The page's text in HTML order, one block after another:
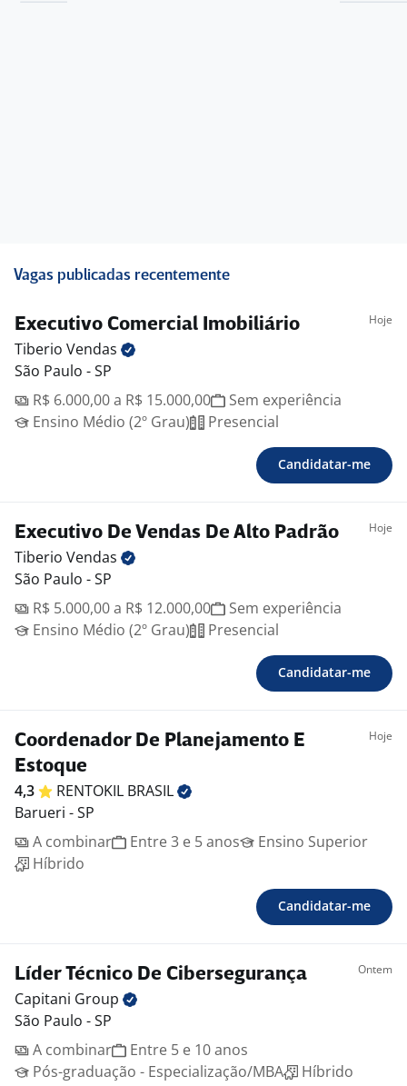
Vagas publicadas recentemente
Executivo Comercial Imobiliário Hoje
Tiberio Vendas
São Paulo - SP
R$ 6.000,00 a R$ 15.000,00
Sem experiência
Ensino Médio (2º Grau)
Presencial
Candidatar-me
Executivo De Vendas De Alto Padrão Hoje
Tiberio Vendas
São Paulo - SP
R$ 5.000,00 a R$ 12.000,00
Sem experiência
Ensino Médio (2º Grau)
Presencial
Candidatar-me
Coordenador De Planejamento E
Estoque
Hoje
4,3 RENTOKIL BRASIL
Barueri - SP
A combinar
Entre 3 e 5 anos
Ensino Superior
Híbrido
Candidatar-me
Líder Técnico De Cibersegurança Ontem
Capitani Group
São Paulo - SP
A combinar
Entre 5 e 10 anos
Pós-graduação - Especialização/MBA
Híbrido